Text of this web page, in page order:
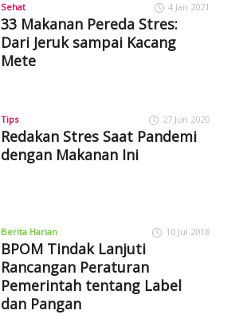
Sehat 4 Jan 2021
33 Makanan Pereda Stres:
Dari Jeruk sampai Kacang
Mete
Tips 27 Jun 2020
Redakan Stres Saat Pandemi
dengan Makanan Ini
Berita Harian 10 Jul 2018
BPOM Tindak Lanjuti
Rancangan Peraturan
Pemerintah tentang Label
dan Pangan